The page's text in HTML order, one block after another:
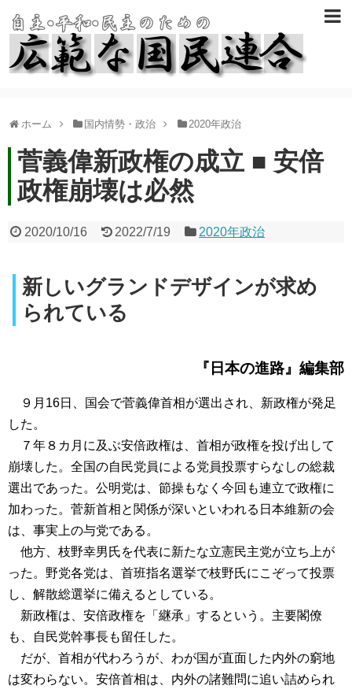
ホーム 国内情勢・政治 2020年政治
菅義偉新政権の成立 ■ 安倍
政権崩壊は必然
2020/10/16 2022/7/19 2020年政治
新しいグランドデザインが求め
られている
『日本の進路』編集部
９月16日、国会で菅義偉首相が選出され、新政権が発足
した。
７年８カ月に及ぶ安倍政権は、首相が政権を投げ出して
崩壊した。全国の自民党員による党員投票すらなしの総裁
選出であった。公明党は、節操もなく今回も連立で政権に
加わった。菅新首相と関係が深いといわれる日本維新の会
は、事実上の与党である。
他方、枝野幸男氏を代表に新たな立憲民主党が立ち上が
った。野党各党は、首班指名選挙で枝野氏にこぞって投票
し、解散総選挙に備えるとしている。
新政権は、安倍政権を「継承」するという。主要閣僚
も、自民党幹事長も留任した。
だが、首相が代わろうが、わが国が直面した内外の窮地
は変わらない。安倍首相は、内外の諸難問に追い詰められ